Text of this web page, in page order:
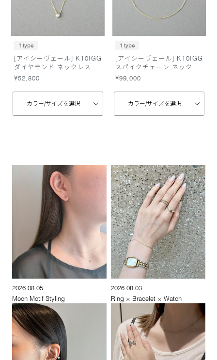
1 type
[アイシーヴェール] K10IGG
ダイヤモンド ネックレス
¥52,800
カラー/サイズを選択
1 type
[アイシーヴェール] K10IGG
スパイクチェーン ネックレ
ス
¥99,000
カラー/サイズを選択
2026.08.05
Moon Motif Styling
2026.08.03
Ring × Bracelet × Watch